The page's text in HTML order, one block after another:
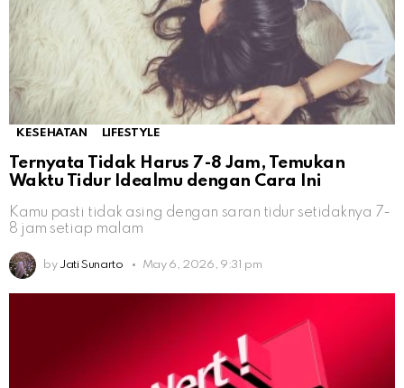
KESEHATAN LIFESTYLE
Ternyata Tidak Harus 7-8 Jam, Temukan
Waktu Tidur Idealmu dengan Cara Ini
Kamu pasti tidak asing dengan saran tidur setidaknya 7-
8 jam setiap malam
by Jati Sunarto May 6, 2026, 9:31 pm